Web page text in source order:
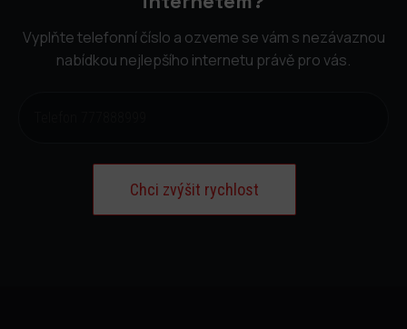
Vyplňte telefonní číslo a ozveme se vám s nezávaznou
nabídkou nejlepšího internetu právě pro vás.